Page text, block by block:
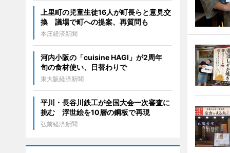
上里町の児童生徒16人が町長らと意見交
換 議場で町への提案、再質問も
本庄経済新聞
河内小阪の「cuisine HAGI」が2周年
旬の食材使い、日替わりで
東大阪経済新聞
平川・長谷川鉄工が全国大会一次審査に
挑む 浮世絵を10層の鋼板で再現
弘前経済新聞